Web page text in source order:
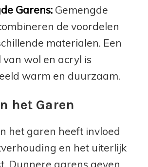
Garens:Gemengde
de voordelen
materialen. Een
van wol en acryl is
warm en duurzaam.
het Garen
het garen heeft invloed
en het uiterlijk
Dunnere garens geven